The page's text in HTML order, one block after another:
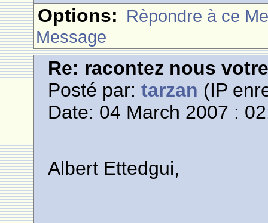
Options: Rèpondre à ce
Message
Re: racontez nous
Posté par:tarzan (IP
Date: 04 March 2007 :
Albert Ettedgui,